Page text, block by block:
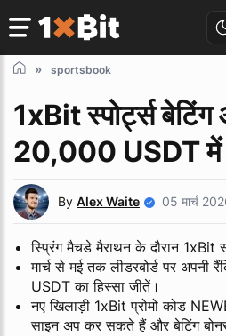
sportsbook
1xBit स्पोर्ट्स
20,000 USDT में
By Alex Waite 05 मार्च
स्प्रिंग मैचडे मैराथन के दौरान 1xBit
मार्च से मई तक लीडरबोर्ड पर अपनी
USDT का हिस्सा जीतें।
नए खिलाड़ी 1xBit प्रोमो कोड
साइन अप कर सकते हैं और बेटिंग